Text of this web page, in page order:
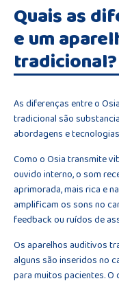
Quais as
e um
tradicional?
As diferenças entre o
tradicional são
abordagens e
Como o Osia transmite
ouvido interno, o som
aprimorada, mais rica e
amplificam os sons no
feedback ou ruídos de
Os aparelhos auditivos
alguns são inseridos no
para muitos pacientes.